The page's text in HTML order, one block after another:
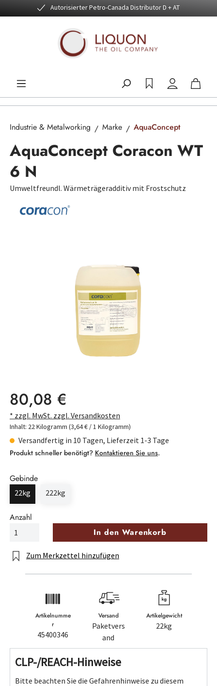
Zum Hauptinhalt springenAutorisierter Petro-Canada Distributor D + AT
Industrie & Metalworking Marke AquaConcept
AquaConcept Coracon WT
6 N
Umweltfreundl. Wärmeträgeradditiv mit Frostschutz
Regulärer Preis:
80,08 €
* zzgl. MwSt. zzgl. Versandkosten
Inhalt: 22 Kilogramm (3,64 € / 1 Kilogramm)
Versandfertig in 10 Tagen, Lieferzeit 1-3 Tage
Produkt schneller benötigt? Kontaktieren Sie uns.
Gebinde
22kg 222kg
Anzahl
In den Warenkorb
Zum Merkzettel hinzufügen
Artikelnumme
r
45400346
Versand
Paketvers
and
Artikelgewicht
22kg
CLP-/REACH-Hinweise
Bitte beachten Sie die Gefahrenhinweise zu diesem